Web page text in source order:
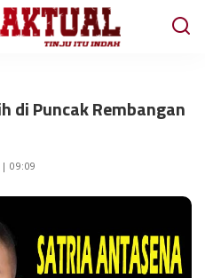
di Puncak Rembangan
09:09